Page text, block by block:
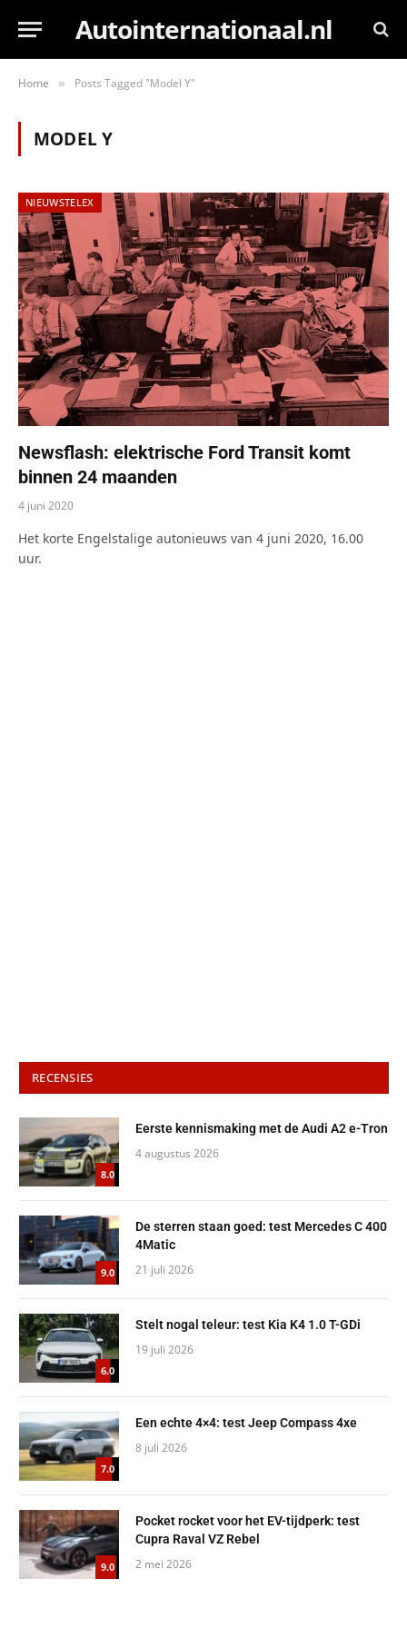
Autointernationaal.nl
Home » Posts Tagged "Model Y"
MODEL Y
NIEUWSTELEX
Newsflash: elektrische Ford Transit komt
binnen 24 maanden
4 juni 2020
Het korte Engelstalige autonieuws van 4 juni 2020, 16.00
uur.
RECENSIES
8.0
Eerste kennismaking met de Audi A2 e-Tron
4 augustus 2026
9.0
De sterren staan goed: test Mercedes C 400
4Matic
21 juli 2026
6.0
Stelt nogal teleur: test Kia K4 1.0 T-GDi
19 juli 2026
7.0
Een echte 4×4: test Jeep Compass 4xe
8 juli 2026
9.0
Pocket rocket voor het EV-tijdperk: test
Cupra Raval VZ Rebel
2 mei 2026